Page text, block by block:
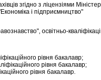
згідно з ліцензіями
і підприємництво"
освітньо-
рівня бакалавр;
рівня бакалавр;
рівня бакалавр.